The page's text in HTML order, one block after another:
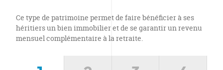
Ce type de patrimoine permet de faire bénéficier à ses
héritiers un bien immobilier et de se garantir un revenu
mensuel complémentaire à la retraite.